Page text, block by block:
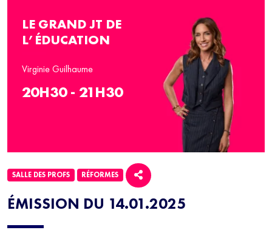
ÉMISSION DU 14.01.2025
SALLE DES PROFS RÉFORMES
LE GRAND JT DE
L’ÉDUCATION
Virginie Guilhaume
20H30 - 21H30